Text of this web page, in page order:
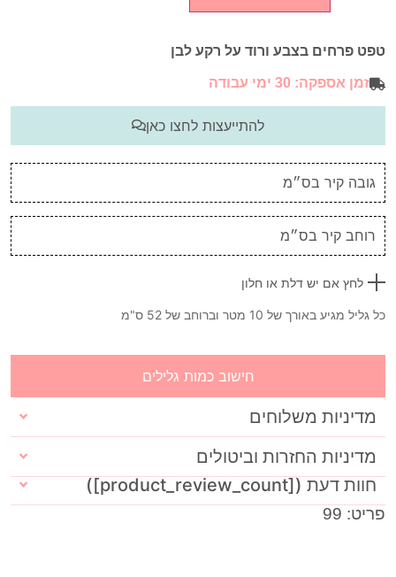
טפט פרחים בצבע ורוד על רקע לבן
זמן אספקה: 30 ימי עבודה
להתייעצות לחצו כאן
לחץ אם יש דלת או חלון
כל גליל מגיע באורך של 10 מטר וברוחב של 52 ס"מ
חישוב כמות גלילים
מדיניות משלוחים
מדיניות החזרות וביטולים
חוות דעת ([product_review_count])
פריט: 99